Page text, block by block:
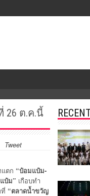
26 ต.ค.นี้
Tweet
ตก “ป๋อมแป๋ม-
ป๋ม” เกือบทำ
“ตลาดน้ำขวัญ